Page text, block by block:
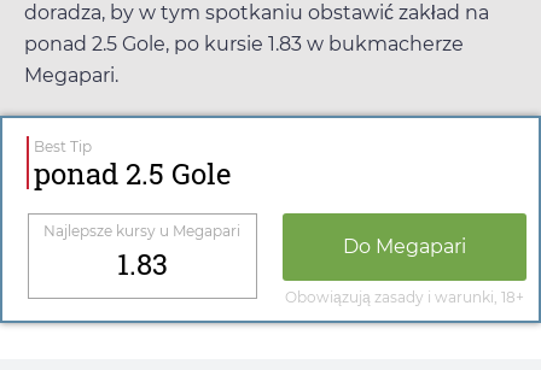
doradza, by w tym spotkaniu obstawić zakład na
ponad 2.5 Gole, po kursie 1.83 w bukmacherze
Megapari.
Best Tip
ponad 2.5 Gole
Najlepsze kursy u Megapari
1.83 Do Megapari
Obowiązują zasady i warunki, 18+